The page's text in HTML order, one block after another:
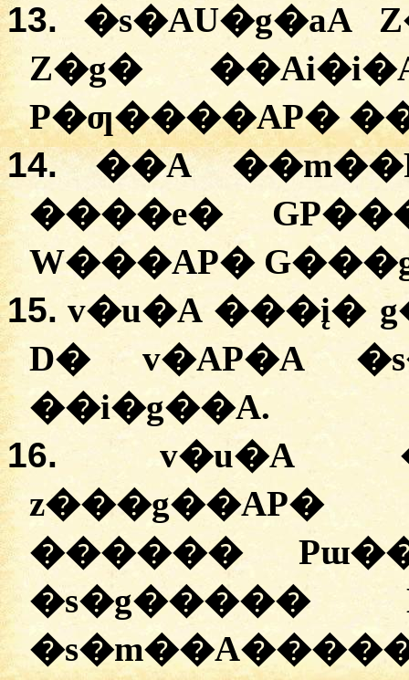
13.
�s�AU�g�aA
Z�g��
P�ƣ����AP�
14.
��A �
����e�
W���AP�
15. v�u�A���į�
D�v�AP�A�
��i�g��A.
16.
v�u�A
z���g��AP�
������
�s�g�����
�